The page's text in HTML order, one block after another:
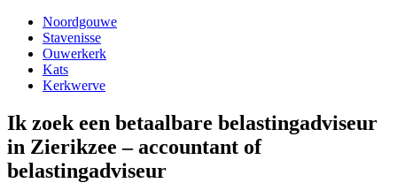
Noordgouwe
Stavenisse
Ouwerkerk
Kats
Kerkwerve
Ik zoek een betaalbare belastingadviseur
in Zierikzee – accountant of
belastingadviseur